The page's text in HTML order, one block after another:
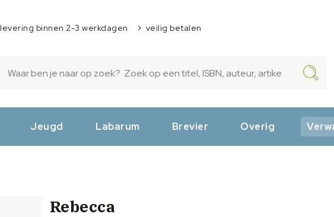
levering binnen 2-3 werkdagen veilig betalen
Jeugd Labarum Brevier Overig
Rebecca